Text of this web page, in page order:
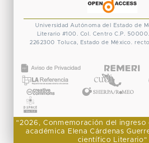
Universidad Autónoma del Estado de
Literario #100. Col. Centro C.P.
2262300 Toluca, Estado de México.
"2026, Conmemoración del
académica Elena Cárdenas
científico Literario"